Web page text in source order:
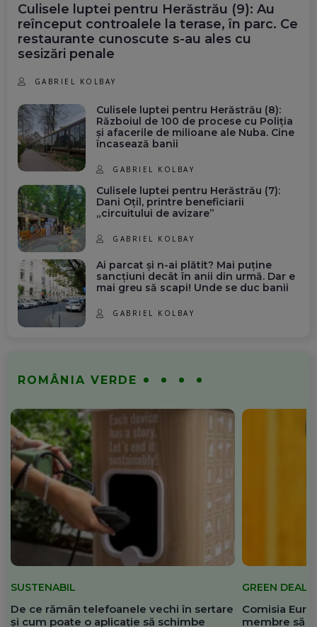
Culisele luptei pentru Herăstrău (9): Au
reînceput controalele la terase, în parc. Ce
restaurante cunoscute s-au ales cu
sesizări penale
GABRIEL KOLBAY
Culisele luptei pentru Herăstrău (8):
Războiul de 100 de procese cu Poliția
și afacerile de milioane ale Nuba. Cine
încasează banii
GABRIEL KOLBAY
Culisele luptei pentru Herăstrău (7):
Dani Oțil, printre beneficiarii
„circuitului de avizare”
GABRIEL KOLBAY
Ai parcat și n-ai plătit? Mai puține
sancțiuni decât în anii din urmă. Dar e
mai greu să scapi! Unde se duc banii
GABRIEL KOLBAY
ROMÂNIA VERDE
SUSTENABIL
De ce rămân telefoanele vechi în sertare
și cum poate o aplicație să schimbe
GREEN DEAL
Comisia
membre să